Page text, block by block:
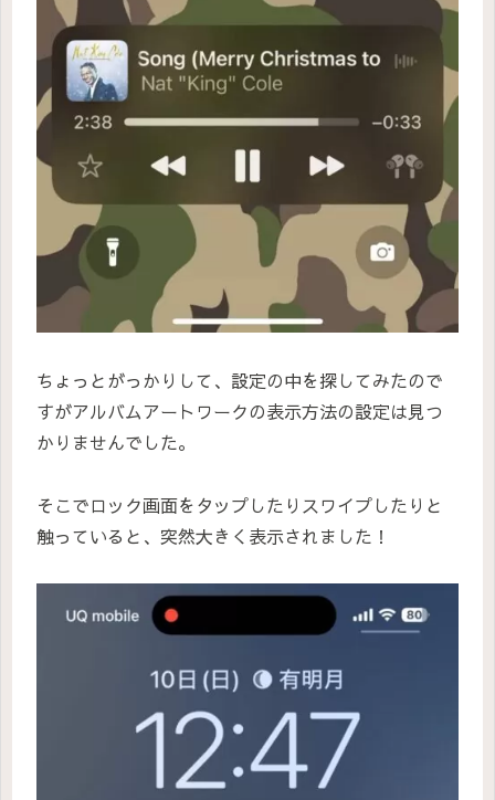
ちょっとがっかりして、設定の中を探してみたので
すがアルバムアートワークの表示方法の設定は見つ
かりませんでした。
そこでロック画面をタップしたりスワイプしたりと
触っていると、突然大きく表示されました！